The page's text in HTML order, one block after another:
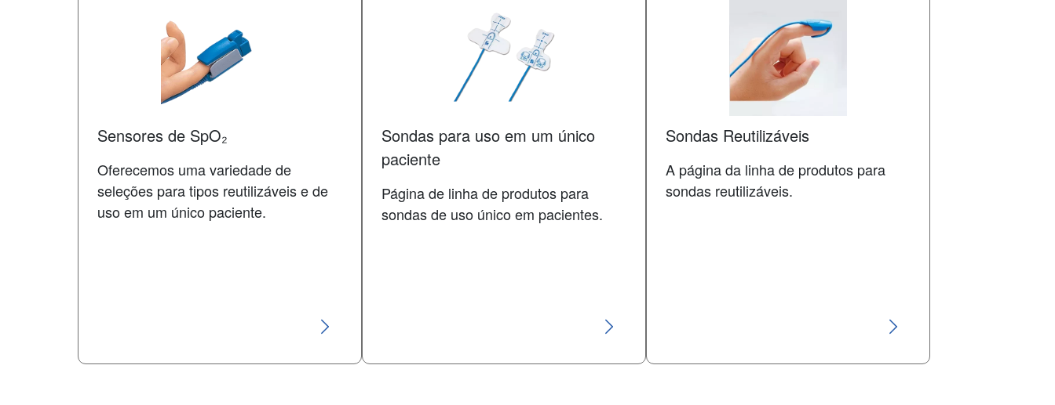
Sensores de SpO₂
Oferecemos uma variedade de
seleções para tipos reutilizáveis ​​e de
uso em um único paciente.
Sondas para uso em um único
paciente
Página de linha de produtos para
sondas de uso único em pacientes.
Sondas Reutilizáveis
A página da linha de produtos para
sondas reutilizáveis.